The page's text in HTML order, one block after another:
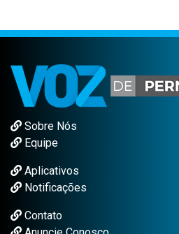
Sobre Nós
Equipe
Aplicativos
Notificações
Contato